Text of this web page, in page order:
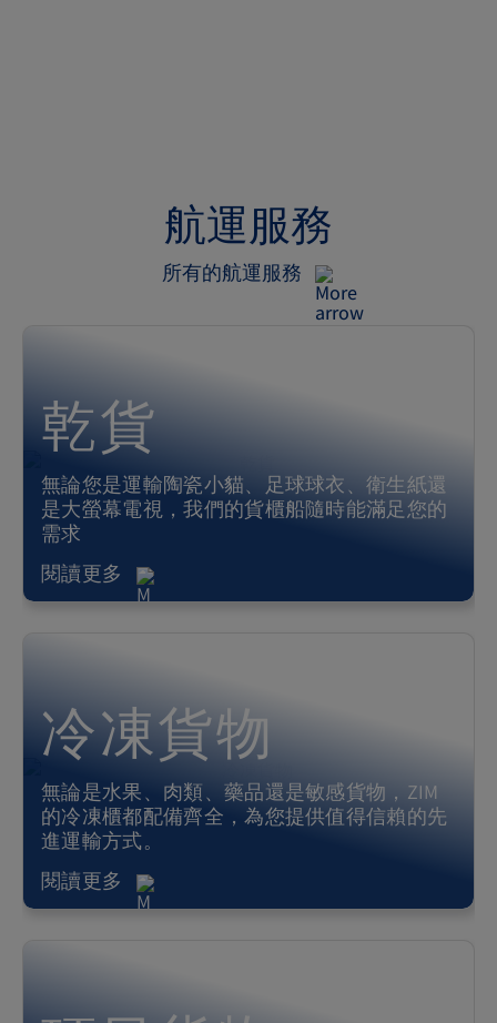
航運服務
所有的航運服務
乾貨
無論您是運輸陶瓷小貓、足球球衣、衛生紙還
是大螢幕電視，我們的貨櫃船隨時能滿足您的
需求
閱讀更多
冷凍貨物
無論是水果、肉類、藥品還是敏感貨物，ZIM
的冷凍櫃都配備齊全，為您提供值得信賴的先
進運輸方式。
閱讀更多